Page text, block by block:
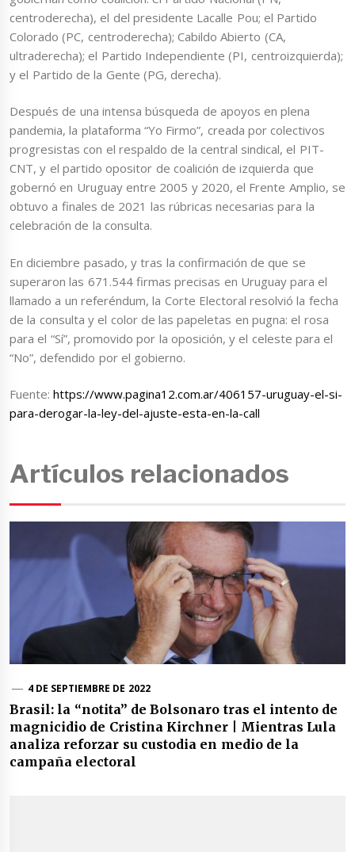
centroderecha), el del presidente Lacalle Pou; el Partido
Colorado (PC, centroderecha); Cabildo Abierto (CA,
ultraderecha); el Partido Independiente (PI, centroizquierda);
y el Partido de la Gente (PG, derecha).
Después de una intensa búsqueda de apoyos en plena
pandemia, la plataforma “Yo Firmo”, creada por colectivos
progresistas con el respaldo de la central sindical, el PIT-
CNT, y el partido opositor de coalición de izquierda que
gobernó en Uruguay entre 2005 y 2020, el Frente Amplio, se
obtuvo a finales de 2021 las rúbricas necesarias para la
celebración de la consulta.
En diciembre pasado, y tras la confirmación de que se
superaron las 671.544 firmas precisas en Uruguay para el
llamado a un referéndum, la Corte Electoral resolvió la fecha
de la consulta y el color de las papeletas en pugna: el rosa
para el “Sí”, promovido por la oposición, y el celeste para el
“No”, defendido por el gobierno.
Fuente:https://www.pagina12.com.ar/406157-uruguay-el-si-
para-derogar-la-ley-del-ajuste-esta-en-la-call
Artículos relacionados
4 DE SEPTIEMBRE DE 2022
Brasil: la “notita” de Bolsonaro tras el intento de
magnicidio de Cristina Kirchner | Mientras Lula
analiza reforzar su custodia en medio de la
campaña electoral